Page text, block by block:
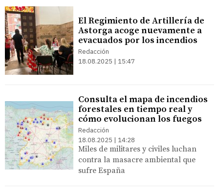
El Regimiento de Artillería de
Astorga acoge nuevamente a
evacuados por los incendios
Redacción
18.08.2025 | 15:47
Consulta el mapa de incendios
forestales en tiempo real y
cómo evolucionan los fuegos
Redacción
18.08.2025 | 14:28
Miles de militares y civiles luchan
contra la masacre ambiental que
sufre España